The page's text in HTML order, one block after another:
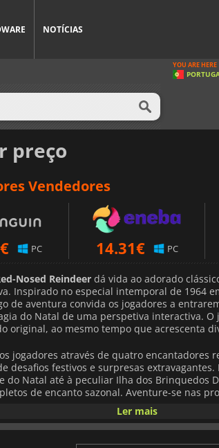
NOTÍCIAS
YOU ARE HERE
preço
Vendedores
€ PC 14.31€ PC
Nosed Reindeer dá vida ao adorado
Inspirado no especial intemporal de 1964
de aventura convida os jogadores a
do Natal de uma perspetiva interactiva. O
original, ao mesmo tempo que acrescenta
jogadores através de quatro encantadores
desafios festivos e surpresas extravagantes.
do Natal até à peculiar Ilha dos Brinquedos
de encanto sazonal. Aventure-se nas
onde os perigos espreitam a cada
Pai Natal, onde o trabalho de equipa e o
ligar o trenó e salvar a noite de Natal.
Ler mais